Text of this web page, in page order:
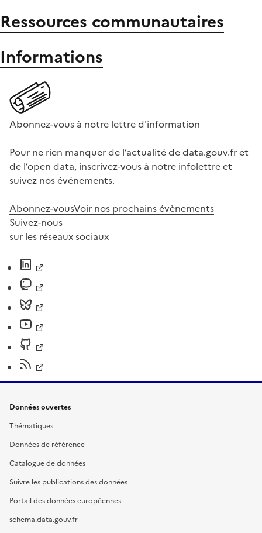
Ressources communautaires
Informations
Abonnez-vous à notre lettre d'information
Pour ne rien manquer de l’actualité de data.gouv.fr et
de l’open data, inscrivez-vous à notre infolettre et
suivez nos événements.
Abonnez-vousVoir nos prochains évènements
Suivez-nous
sur les réseaux sociaux
Données ouvertes
Thématiques
Données de référence
Catalogue de données
Suivre les publications des données
Portail des données européennes
schema.data.gouv.fr